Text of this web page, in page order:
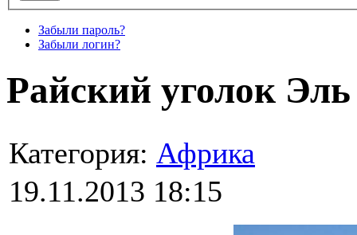
Забыли пароль?
Забыли логин?
Райский уголок
Категория: Африка
19.11.2013 18:15